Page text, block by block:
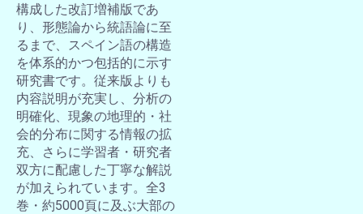
構成した改訂増補版であ
り、形態論から統語論に至
るまで、スペイン語の構造
を体系的かつ包括的に示す
研究書です。従来版よりも
内容説明が充実し、分析の
明確化、現象の地理的・社
会的分布に関する情報の拡
充、さらに学習者・研究者
双方に配慮した丁寧な解説
が加えられています。全3
巻・約5000頁に及ぶ大部の